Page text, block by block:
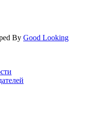
By Good Looking